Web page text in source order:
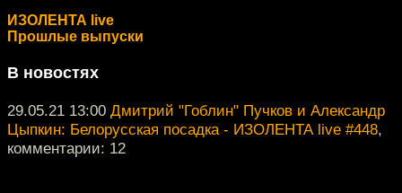
ИЗОЛЕНТА live
Прошлые выпуски
В новостях
29.05.21 13:00 Дмитрий "Гоблин" Пучков и Александр
Цыпкин: Белорусская посадка - ИЗОЛЕНТА live #448,
комментарии: 12